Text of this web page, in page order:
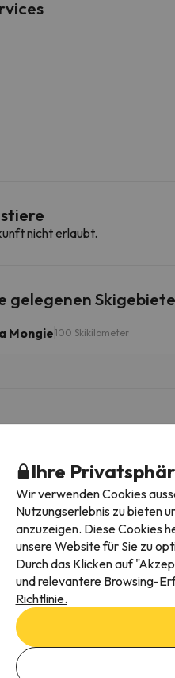
nicht erlaubt.
gelegenen
Mongie100 Skikilometer
Ihre
Wir verwenden Cookies
Nutzungserlebnis zu bieten
anzuzeigen. Diese Cookies
unsere Website für Sie zu
Durch das Klicken auf
und relevantere Browsing-
Richtlinie.